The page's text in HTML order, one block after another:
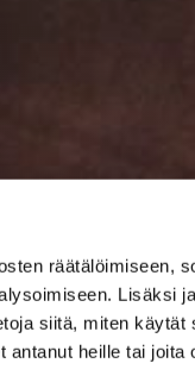
räätälöimiseen,
Lisäksi
siitä, miten
heille tai